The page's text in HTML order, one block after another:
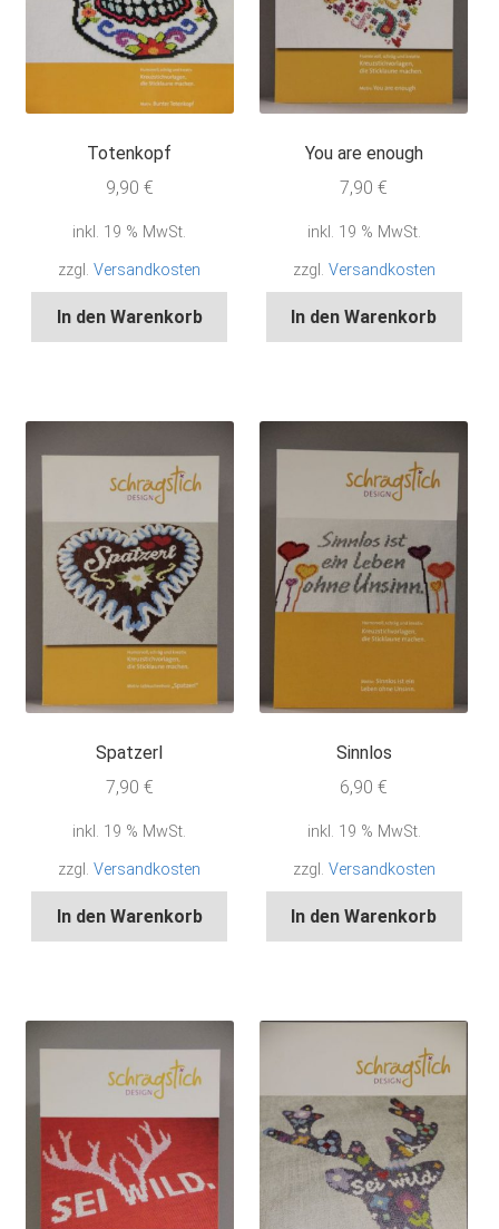
Totenkopf
9,90 €
inkl. 19 % MwSt.
zzgl.Versandkosten
In den Warenkorb
You are enough
7,90€
inkl. 19 % MwSt.
zzgl. Versandkosten
In den Warenkorb
Spatzerl
7,90 €
inkl. 19 % MwSt.
zzgl.Versandkosten
In den Warenkorb
Sinnlos
6,90€
inkl. 19 % MwSt.
zzgl. Versandkosten
In den Warenkorb